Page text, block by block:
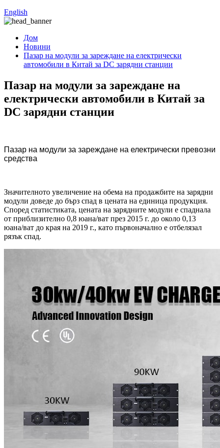
English
Дом
Новини
Пазар на модули за зареждане на електрически
автомобили в Китай за DC зарядни станции
Пазар на модули за зареждане на
електрически автомобили в Китай за
DC зарядни станции
Пазар на модули за зареждане на електрически превозни
средства
Значителното увеличение на обема на продажбите на зарядни
модули доведе до бърз спад в цената на единица продукция.
Според статистиката, цената на зарядните модули е спаднала
от приблизително 0,8 юана/ват през 2015 г. до около 0,13
юана/ват до края на 2019 г., като първоначално е отбелязал
рязък спад.